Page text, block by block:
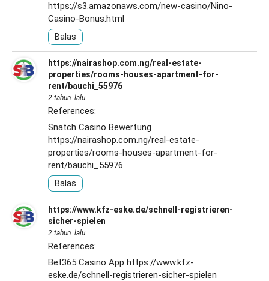
https://s3.amazonaws.com/new-casino/Nino-
Casino-Bonus.html
Balas
https://nairashop.com.ng/real-estate-
properties/rooms-houses-apartment-for-
rent/bauchi_55976
2 tahun lalu
References:
Snatch Casino Bewertung
https://nairashop.com.ng/real-estate-
properties/rooms-houses-apartment-for-
rent/bauchi_55976
Balas
https://www.kfz-eske.de/schnell-registrieren-
sicher-spielen
2 tahun lalu
References:
Bet365 Casino App https://www.kfz-
eske.de/schnell-registrieren-sicher-spielen